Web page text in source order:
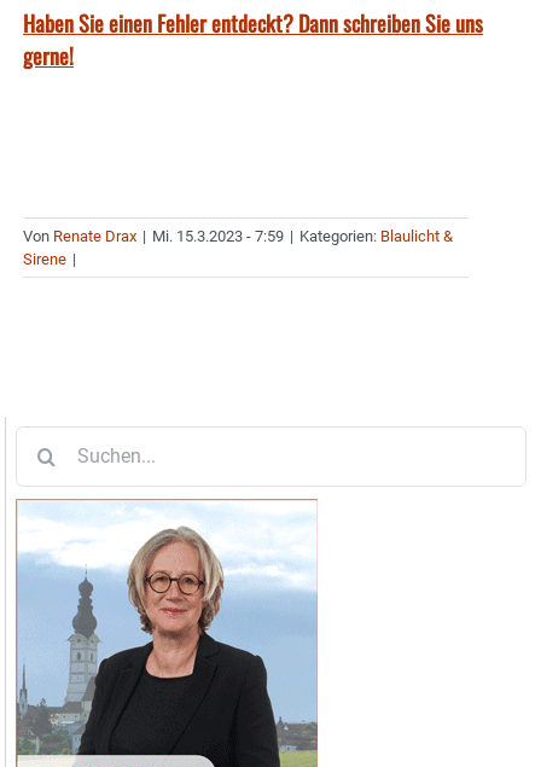
Haben Sie einen Fehler entdeckt? Dann schreiben Sie uns
gerne!
Von Renate Drax | Mi. 15.3.2023 - 7:59 | Kategorien: Blaulicht &
Sirene |
nach: